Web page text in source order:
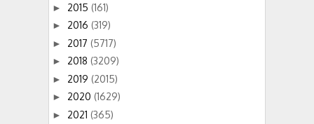
► 2015 (161)
► 2016 (319)
► 2017 (5717)
► 2018 (3209)
► 2019 (2015)
► 2020 (1629)
► 2021 (365)